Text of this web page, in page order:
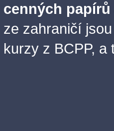
cenných papírů
ze zahraničí
kurzy z BCPP, a